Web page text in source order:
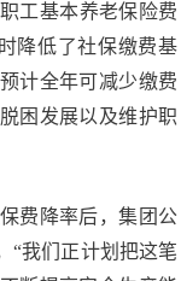
工基本养老保险费
降低了社保缴费基
计全年可减少缴费
困发展以及维护职
费降率后，集团公
“我们正计划把这笔